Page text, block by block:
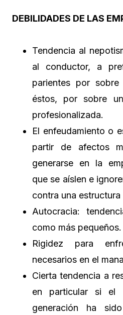
DEBILIDADES DE LAS
Tendencia al
al conductor, a
parientes por
éstos, por sobre
profesionalizada.
El enfeudamiento o
partir de afectos
generarse en la
que se aíslen e
contra una estructura
Autocracia:
como más pequeños.
Rigidez para
necesarios en el
Cierta tendencia a
en particular si el
generación ha